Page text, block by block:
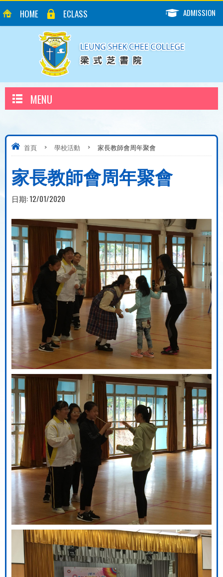
HOME ECLASS ADMISSION
MENU
首頁 > 學校活動 > 家長教師會周年聚會
家長教師會周年聚會
日期:12/01/2020